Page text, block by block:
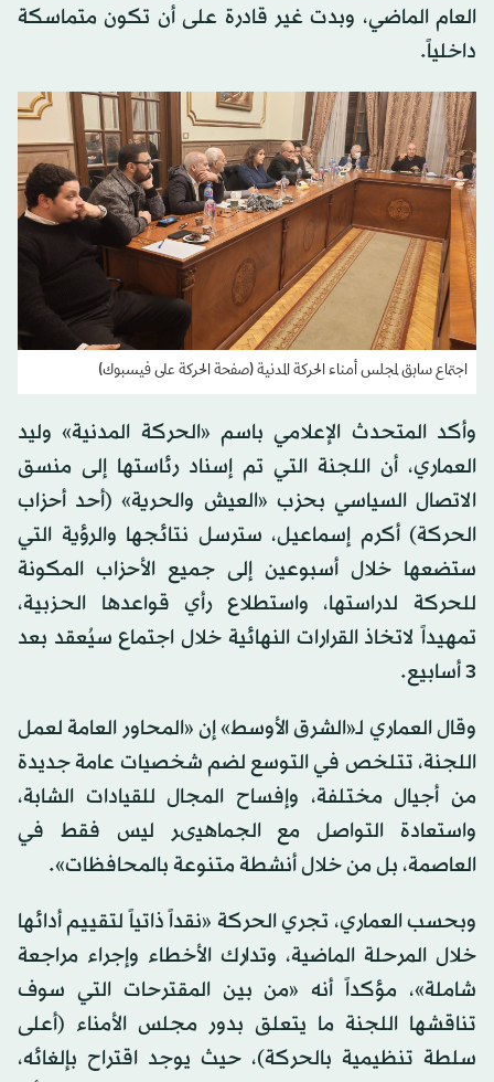
العام الماضي، وبدت غير قادرة على أن تكون متماسكة
داخلياً.
اجتماع سابق لمجلس أمناء الحركة المدنية (صفحة الحركة على فيسبوك)
وأكد المتحدث الإعلامي باسم «الحركة المدنية» وليد
العماري، أن اللجنة التي تم إسناد رئاستها إلى منسق
الاتصال السياسي بحزب «العيش والحرية» (أحد أحزاب
الحركة) أكرم إسماعيل، سترسل نتائجها والرؤية التي
ستضعها خلال أسبوعين إلى جميع الأحزاب المكونة
للحركة لدراستها، واستطلاع رأي قواعدها الحزبية،
تمهيداً لاتخاذ القرارات النهائية خلال اجتماع سيُعقد بعد
3 أسابيع.
وقال العماري لـ«الشرق الأوسط» إن «المحاور العامة لعمل
اللجنة، تتلخص في التوسع لضم شخصيات عامة جديدة
من أجيال مختلفة، وإفساح المجال للقيادات الشابة،
واستعادة التواصل مع الجماهيىر ليس فقط في
العاصمة، بل من خلال أنشطة متنوعة بالمحافظات».
وبحسب العماري، تجري الحركة «نقداً ذاتياً لتقييم أدائها
خلال المرحلة الماضية، وتدارك الأخطاء وإجراء مراجعة
شاملة»، مؤكداً أنه «من بين المقترحات التي سوف
تناقشها اللجنة ما يتعلق بدور مجلس الأمناء (أعلى
سلطة تنظيمية بالحركة)، حيث يوجد اقتراح بإلغائه،